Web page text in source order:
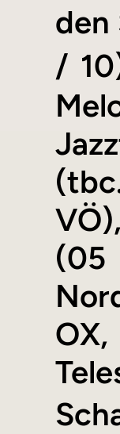
den
/